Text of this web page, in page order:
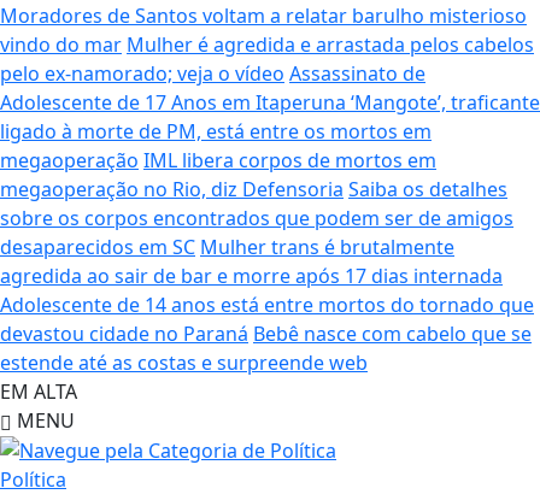
Moradores de Santos voltam a relatar barulho misterioso
vindo do mar Mulher é agredida e arrastada pelos cabelos
pelo ex-namorado; veja o vídeo Assassinato de
Adolescente de 17 Anos em Itaperuna ‘Mangote’, traficante
ligado à morte de PM, está entre os mortos em
megaoperação IML libera corpos de mortos em
megaoperação no Rio, diz Defensoria Saiba os detalhes
sobre os corpos encontrados que podem ser de amigos
desaparecidos em SC Mulher trans é brutalmente
agredida ao sair de bar e morre após 17 dias internada
Adolescente de 14 anos está entre mortos do tornado que
devastou cidade no Paraná Bebê nasce com cabelo que se
estende até as costas e surpreende web
EM ALTA
MENU
Política